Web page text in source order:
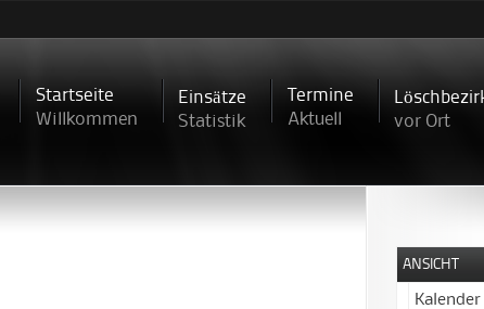
Startseite
Willkommen
Einsätze
Statistik
Termine
Aktuell vor Ort
ANSICHT
Kalender